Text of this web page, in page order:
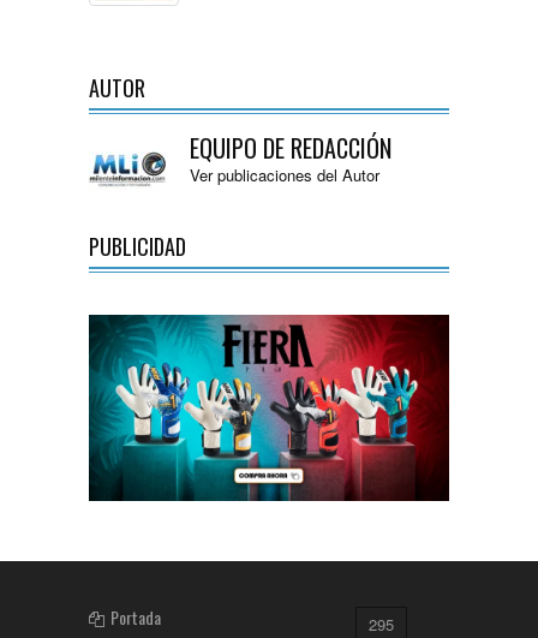
AUTOR
EQUIPO DE REDACCIÓN
Ver publicaciones del Autor
PUBLICIDAD
Portada 295